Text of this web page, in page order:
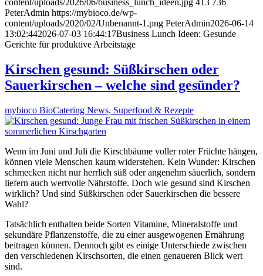
PeterAdmin https://mybioco.de/wp-
content/uploads/2020/02/Unbenannt-1.png PeterAdmin2026-06-14
13:02:442026-07-03 16:44:17Business Lunch Ideen: Gesunde
Gerichte für produktive Arbeitstage
Kirschen gesund: Süßkirschen oder
Sauerkirschen – welche sind gesünder?
mybioco BioCatering News, Superfood & Rezepte
Wenn im Juni und Juli die Kirschbäume voller roter Früchte hängen,
können viele Menschen kaum widerstehen. Kein Wunder: Kirschen
schmecken nicht nur herrlich süß oder angenehm säuerlich, sondern
liefern auch wertvolle Nährstoffe. Doch wie gesund sind Kirschen
wirklich? Und sind Süßkirschen oder Sauerkirschen die bessere
Wahl?
Tatsächlich enthalten beide Sorten Vitamine, Mineralstoffe und
sekundäre Pflanzenstoffe, die zu einer ausgewogenen Ernährung
beitragen können. Dennoch gibt es einige Unterschiede zwischen
den verschiedenen Kirschsorten, die einen genaueren Blick wert
sind.